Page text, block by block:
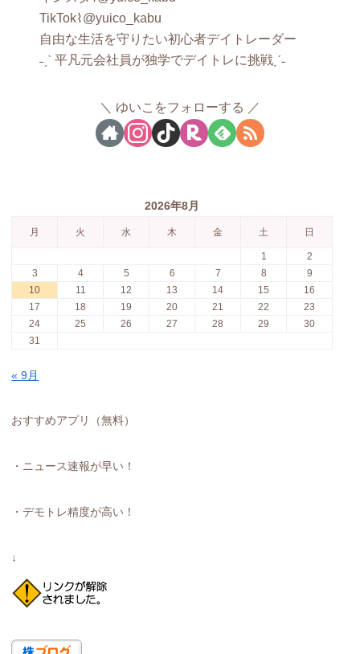
TikTok⌇@yuico_kabu
自由な生活を守りたい初心者デイトレーダー
˗ˏˋ 平凡元会社員が独学でデイトレに挑戦ˎˊ˗
ゆいこをフォローする
2026年8月
月 火 水 木 金 土 日
1
2
3
4 5 6 7 8
9
10
11 12 13 14 15
16
17
18 19 20 21 22
23
24
25 26 27 28 29
30
31
« 9月
おすすめアプリ（無料）
・ニュース速報が早い！
・デモトレ精度が高い！
↓